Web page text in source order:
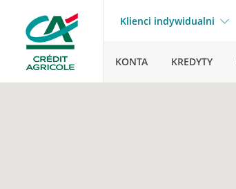
Klienci indywidualni
KONTA KREDYTY